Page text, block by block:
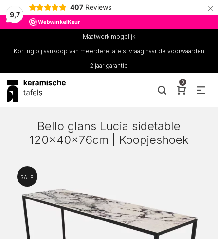
9,7
407 Reviews ×
Maatwerk mogelijk
Korting bij aankoop van meerdere tafels, vraag naar de voorwaarden
2 jaar garantie
0
Bello glans Lucia sidetable
120x40x76cm | Koopjeshoek
SALE!